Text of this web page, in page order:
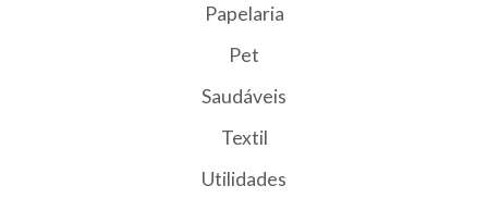
Papelaria
Pet
Saudáveis
Textil
Utilidades